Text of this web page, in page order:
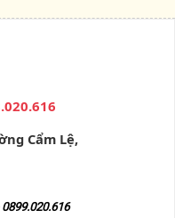
từ
Cẩm Lệ,